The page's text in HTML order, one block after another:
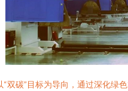
双碳”目标为导向，通过深化